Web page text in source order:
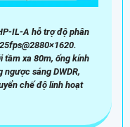
IL-A hỗ trợ độ phân
tầm xa 80m, ống kính
sáng DWDR,
chế độ linh hoạt